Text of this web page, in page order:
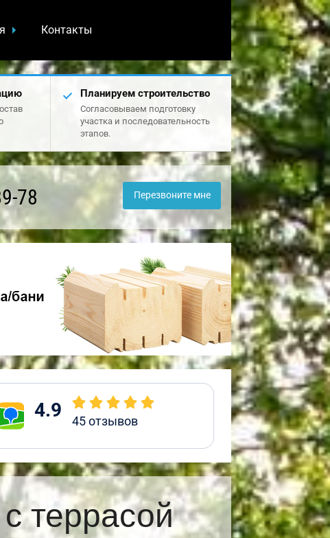
Контакты
Планируем строительство
Согласовываем подготовку
участка и последовательность
этапов.
78 Перезвоните мне
4.9 45отзывов
террасой